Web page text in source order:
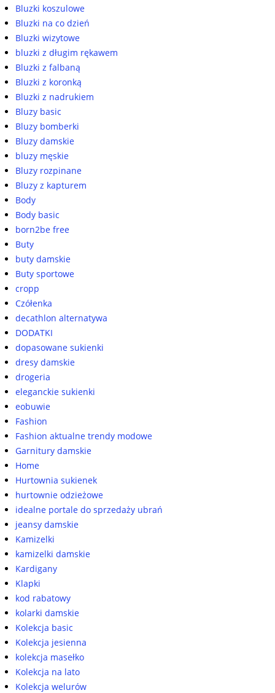
Bluzki koszulowe
Bluzki na co dzień
Bluzki wizytowe
bluzki z długim rękawem
Bluzki z falbaną
Bluzki z koronką
Bluzki z nadrukiem
Bluzy basic
Bluzy bomberki
Bluzy damskie
bluzy męskie
Bluzy rozpinane
Bluzy z kapturem
Body
Body basic
born2be free
Buty
buty damskie
Buty sportowe
cropp
Czółenka
decathlon alternatywa
DODATKI
dopasowane sukienki
dresy damskie
drogeria
eleganckie sukienki
eobuwie
Fashion
Fashion aktualne trendy modowe
Garnitury damskie
Home
Hurtownia sukienek
hurtownie odzieżowe
idealne portale do sprzedaży ubrań
jeansy damskie
Kamizelki
kamizelki damskie
Kardigany
Klapki
kod rabatowy
kolarki damskie
Kolekcja basic
Kolekcja jesienna
kolekcja masełko
Kolekcja na lato
Kolekcja welurów